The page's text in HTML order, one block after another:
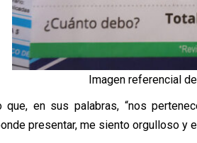
Imagen referencial
que, en sus palabras, “nos
presentar, me siento orgulloso y